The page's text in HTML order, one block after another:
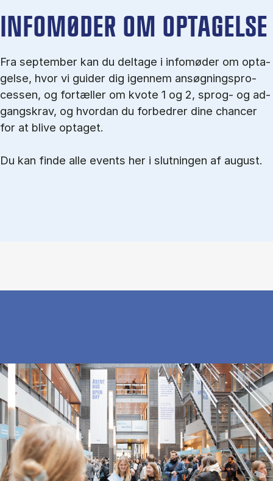
IN­FO­MØ­DER OM OP­TA­GEL­SE
Fra september kan du del­tage i in­fo­mø­der om op­ta­
gel­se, hvor vi gu­i­der dig igen­nem an­søg­nings­pro­
ces­sen, og for­tæl­ler om kvo­te 1 og 2, sprog- og ad­
gangs­krav, og hvordan du forbedrer dine chancer
for at blive optaget.
Du kan finde alle events her i slutningen af august.